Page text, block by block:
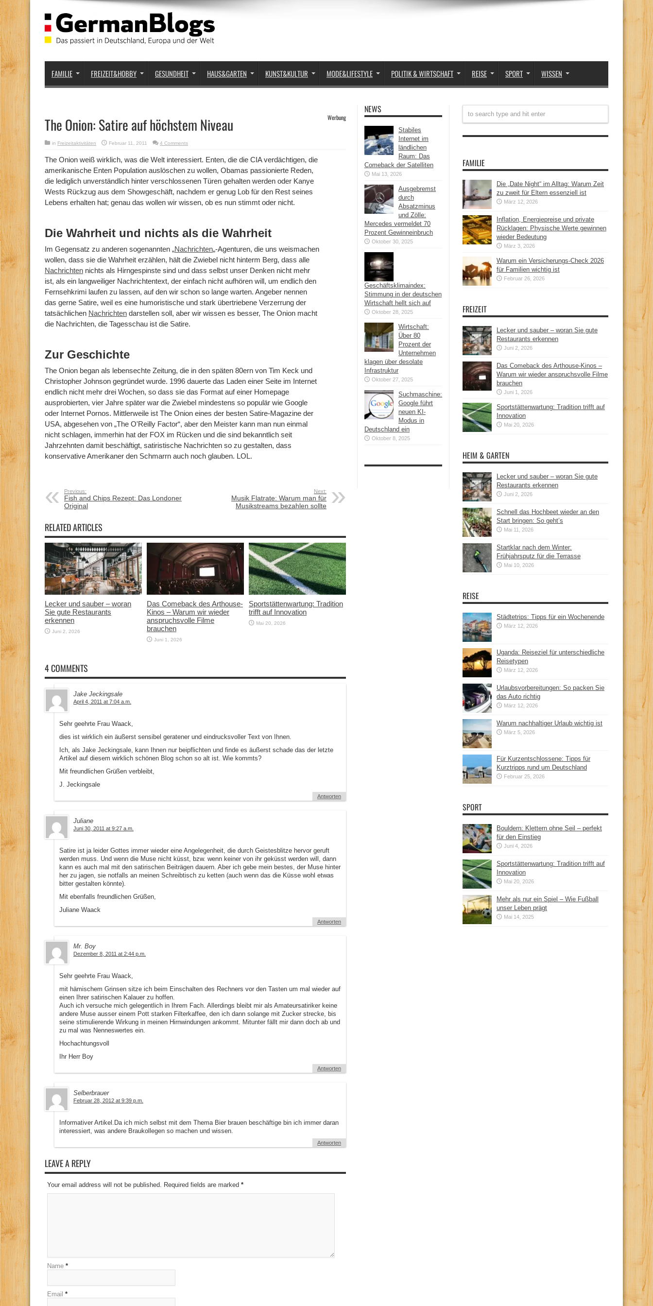
FAMILIE FREIZEIT&HOBBY GESUNDHEIT HAUS&GARTEN KUNST&KULTUR MODE&LIFESTYLE POLITIK & WIRTSCHAFT REISE SPORT WISSEN
The Onion: Satire auf höchstem Niveau Werbung
in Freizeitaktivitäten Februar 11, 2011 4 Comments
The Onion weiß wirklich, was die Welt interessiert. Enten, die die CIA verdächtigen, die
amerikanische Enten Population auslöschen zu wollen, Obamas passionierte Reden,
die lediglich unverständlich hinter verschlossenen Türen gehalten werden oder Kanye
Wests Rückzug aus dem Showgeschäft, nachdem er genug Lob für den Rest seines
Lebens erhalten hat; genau das wollen wir wissen, ob es nun stimmt oder nicht.
Die Wahrheit und nichts als die Wahrheit
Im Gegensatz zu anderen sogenannten „Nachrichten„-Agenturen, die uns weismachen
wollen, dass sie die Wahrheit erzählen, hält die Zwiebel nicht hinterm Berg, dass alle
Nachrichten nichts als Hirngespinste sind und dass selbst unser Denken nicht mehr
ist, als ein langweiliger Nachrichtentext, der einfach nicht aufhören will, um endlich den
Fernsehkrimi laufen zu lassen, auf den wir schon so lange warten. Angeber nennen
das gerne Satire, weil es eine humoristische und stark übertriebene Verzerrung der
tatsächlichen Nachrichten darstellen soll, aber wir wissen es besser, The Onion macht
die Nachrichten, die Tagesschau ist die Satire.
Zur Geschichte
The Onion began als lebensechte Zeitung, die in den späten 80ern von Tim Keck und
Christopher Johnson gegründet wurde. 1996 dauerte das Laden einer Seite im Internet
endlich nicht mehr drei Wochen, so dass sie das Format auf einer Homepage
ausprobierten, vier Jahre später war die Zwiebel mindestens so populär wie Google
oder Internet Pornos. Mittlerweile ist The Onion eines der besten Satire-Magazine der
USA, abgesehen von „The O'Reilly Factor“, aber den Meister kann man nun einmal
nicht schlagen, immerhin hat der FOX im Rücken und die sind bekanntlich seit
Jahrzehnten damit beschäftigt, satiristische Nachrichten so zu gestalten, dass
konservative Amerikaner den Schmarrn auch noch glauben. LOL.
Previous:
Fish and Chips Rezept: Das Londoner
Original
Next:
Musik Flatrate: Warum man für
Musikstreams bezahlen sollte
RELATED ARTICLES
Lecker und sauber – woran
Sie gute Restaurants
erkennen
Juni 2, 2026
Das Comeback des Arthouse-
Kinos – Warum wir wieder
anspruchsvolle Filme
brauchen
Juni 1, 2026
Sportstättenwartung: Tradition
trifft auf Innovation
Mai 20, 2026
4 COMMENTS
Jake Jeckingsale
April 4, 2011 at 7:04 a.m.
Sehr geehrte Frau Waack,
dies ist wirklich ein äußerst sensibel geratener und eindrucksvoller Text von Ihnen.
Ich, als Jake Jeckingsale, kann Ihnen nur beipflichten und finde es äußerst schade das der letzte
Artikel auf diesem wirklich schönen Blog schon so alt ist. Wie kommts?
Mit freundlichen Grüßen verbleibt,
J. Jeckingsale
Antworten
Juliane
Juni 30, 2011 at 9:27 a.m.
Satire ist ja leider Gottes immer wieder eine Angelegenheit, die durch Geistesblitze hervor geruft
werden muss. Und wenn die Muse nicht küsst, bzw. wenn keiner von ihr geküsst werden will, dann
kann es auch mal mit den satirischen Beiträgen dauern. Aber ich gebe mein bestes, der Muse hinter
her zu jagen, sie notfalls an meinen Schreibtisch zu ketten (auch wenn das die Küsse wohl etwas
bitter gestalten könnte).
Mit ebenfalls freundlichen Grüßen,
Juliane Waack
Antworten
Mr. Boy
Dezember 8, 2011 at 2:44 p.m.
Sehr geehrte Frau Waack,
mit hämischem Grinsen sitze ich beim Einschalten des Rechners vor den Tasten um mal wieder auf
einen Ihrer satirischen Kalauer zu hoffen.
Auch ich versuche mich gelegentlich in Ihrem Fach. Allerdings bleibt mir als Amateursatiriker keine
andere Muse ausser einem Pott starken Filterkaffee, den ich dann solange mit Zucker strecke, bis
seine stimulierende Wirkung in meinen Hirnwindungen ankommt. Mitunter fällt mir dann doch ab und
zu mal was Nenneswertes ein.
Hochachtungsvoll
Ihr Herr Boy
Antworten
Selberbrauer
Februar 28, 2012 at 9:39 p.m.
Informativer Artikel.Da ich mich selbst mit dem Thema Bier brauen beschäftige bin ich immer daran
interessiert, was andere Braukollegen so machen und wissen.
Antworten
LEAVE A REPLY
Your email address will not be published. Required fields are marked *
Name *
Email *
NEWS
Stabiles
Internet im
ländlichen
Raum: Das
Comeback der Satelliten
Mai 13, 2026
Ausgebremst
durch
Absatzminus
und Zölle:
Mercedes vermeldet 70
Prozent Gewinneinbruch
Oktober 30, 2025
Geschäftsklimaindex:
Stimmung in der deutschen
Wirtschaft hellt sich auf
Oktober 28, 2025
Wirtschaft:
Über 80
Prozent der
Unternehmen
klagen über desolate
Infrastruktur
Oktober 27, 2025
Suchmaschine:
Google führt
neuen KI-
Modus in
Deutschland ein
Oktober 8, 2025
FAMILIE
Die „Date Night“ im Alltag: Warum Zeit
zu zweit für Eltern essenziell ist
März 12, 2026
Inflation, Energiepreise und private
Rücklagen: Physische Werte gewinnen
wieder Bedeutung
März 3, 2026
Warum ein Versicherungs-Check 2026
für Familien wichtig ist
Februar 26, 2026
FREIZEIT
Lecker und sauber – woran Sie gute
Restaurants erkennen
Juni 2, 2026
Das Comeback des Arthouse-Kinos –
Warum wir wieder anspruchsvolle Filme
brauchen
Juni 1, 2026
Sportstättenwartung: Tradition trifft auf
Innovation
Mai 20, 2026
HEIM & GARTEN
Lecker und sauber – woran Sie gute
Restaurants erkennen
Juni 2, 2026
Schnell das Hochbeet wieder an den
Start bringen: So geht’s
Mai 11, 2026
Startklar nach dem Winter:
Frühjahrsputz für die Terrasse
Mai 10, 2026
REISE
Städtetrips: Tipps für ein Wochenende
März 12, 2026
Uganda: Reiseziel für unterschiedliche
Reisetypen
März 12, 2026
Urlaubsvorbereitungen: So packen Sie
das Auto richtig
März 12, 2026
Warum nachhaltiger Urlaub wichtig ist
März 5, 2026
Für Kurzentschlossene: Tipps für
Kurztripps rund um Deutschland
Februar 25, 2026
SPORT
Bouldern: Klettern ohne Seil – perfekt
für den Einstieg
Juni 4, 2026
Sportstättenwartung: Tradition trifft auf
Innovation
Mai 20, 2026
Mehr als nur ein Spiel – Wie Fußball
unser Leben prägt
Mai 14, 2025